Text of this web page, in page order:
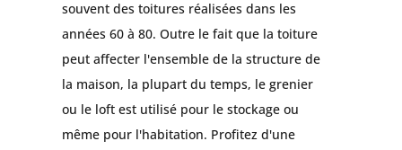
souvent des toitures réalisées dans les
années 60 à 80. Outre le fait que la toiture
peut affecter l'ensemble de la structure de
la maison, la plupart du temps, le grenier
ou le loft est utilisé pour le stockage ou
même pour l'habitation. Profitez d'une